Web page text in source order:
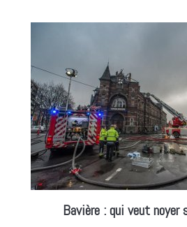
Bavière : qui veut noyer